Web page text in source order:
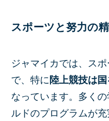
スポーツと努力の
ジャマイカでは、ス
で、特に 陸上競技は
なっています。多く
ルドのプログラムが